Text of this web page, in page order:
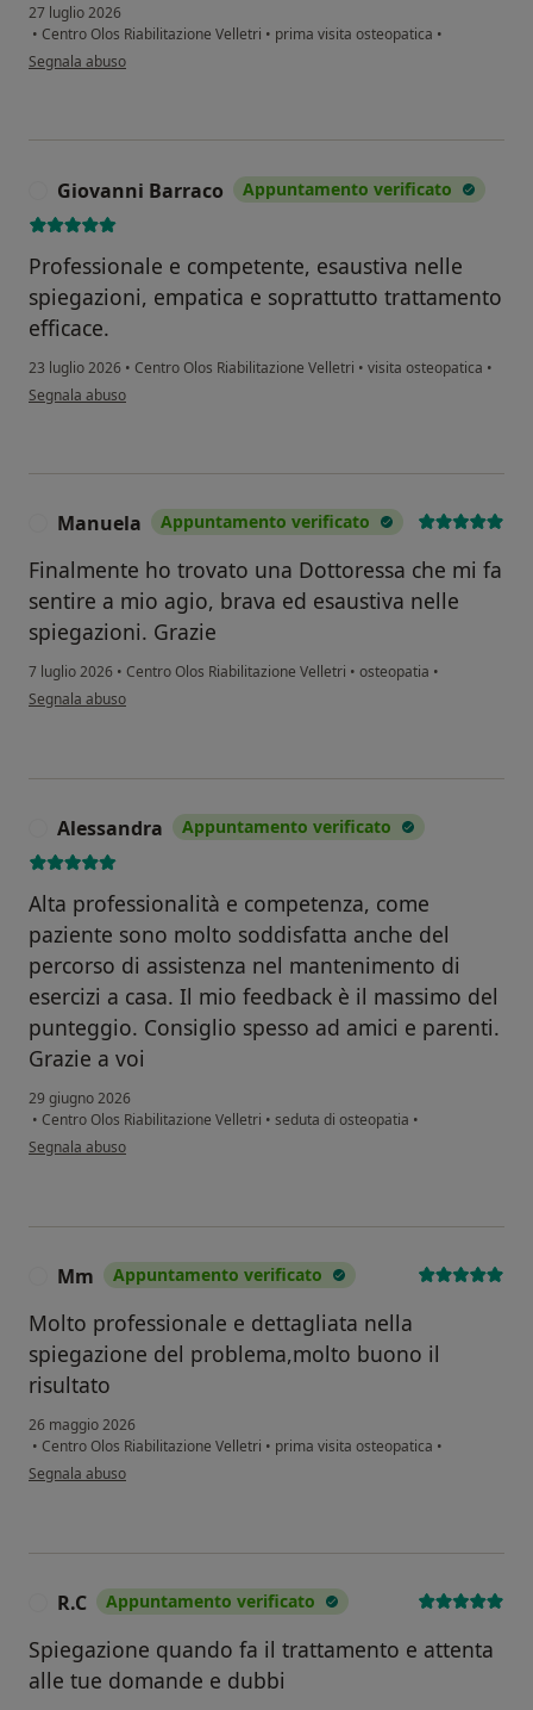
27 luglio 2026
• Centro Olos Riabilitazione Velletri • prima visita osteopatica •
secondo l'opinione dell'utente M.M
Segnala abuso
Giovanni Barraco Appuntamento verificato
Professionale e competente, esaustiva nelle
spiegazioni, empatica e soprattutto trattamento
efficace.
23 luglio 2026 • Centro Olos Riabilitazione Velletri • visita osteopatica •
secondo l'opinione dell'utente Giovanni Barraco
Segnala abuso
Manuela Appuntamento verificato
Finalmente ho trovato una Dottoressa che mi fa
sentire a mio agio, brava ed esaustiva nelle
spiegazioni. Grazie
7 luglio 2026 • Centro Olos Riabilitazione Velletri • osteopatia •
secondo l'opinione dell'utente Manuela
Segnala abuso
Alessandra Appuntamento verificato
Alta professionalità e competenza, come
paziente sono molto soddisfatta anche del
percorso di assistenza nel mantenimento di
esercizi a casa. Il mio feedback è il massimo del
punteggio. Consiglio spesso ad amici e parenti.
Grazie a voi
29 giugno 2026
• Centro Olos Riabilitazione Velletri • seduta di osteopatia •
secondo l'opinione dell'utente Alessandra
Segnala abuso
Mm Appuntamento verificato
Molto professionale e dettagliata nella
spiegazione del problema,molto buono il
risultato
26 maggio 2026
• Centro Olos Riabilitazione Velletri • prima visita osteopatica •
secondo l'opinione dell'utente Mm
Segnala abuso
R.C Appuntamento verificato
Spiegazione quando fa il trattamento e attenta
alle tue domande e dubbi